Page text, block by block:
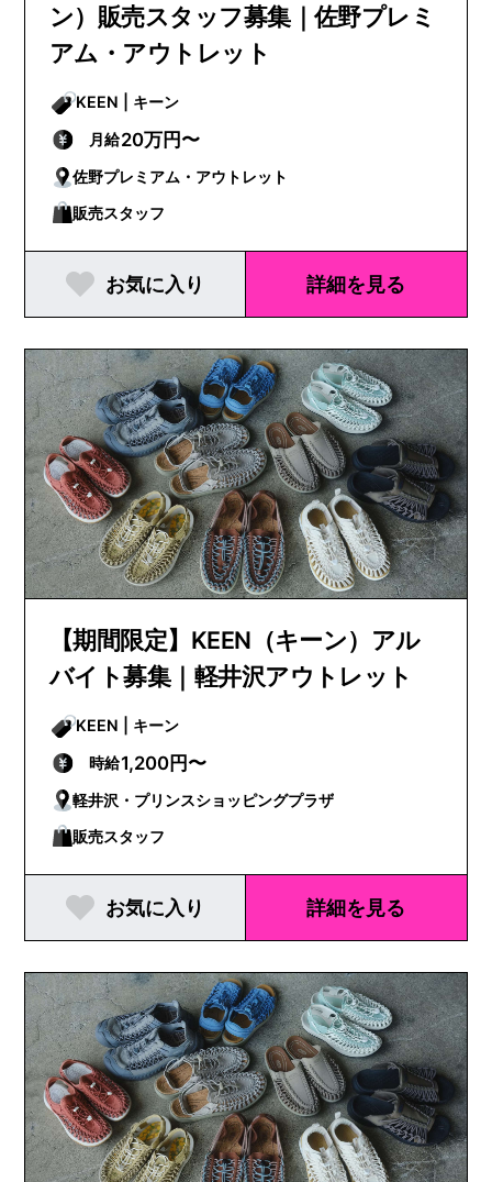
ン）販売スタッフ募集｜佐野プレミ
アム・アウトレット
KEEN | キーン
月給20万円〜
佐野プレミアム・アウトレット
販売スタッフ
お気に入り 詳細を見る
【期間限定】KEEN（キーン）アル
バイト募集｜軽井沢アウトレット
KEEN | キーン
時給1,200円〜
軽井沢・プリンスショッピングプラザ
販売スタッフ
お気に入り 詳細を見る